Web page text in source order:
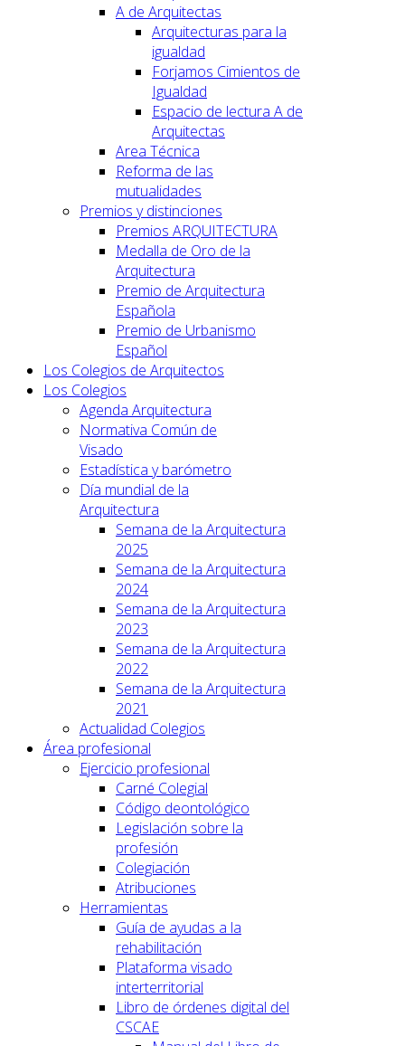
A de Arquitectas
Arquitecturas para la
igualdad
Forjamos Cimientos de
Igualdad
Espacio de lectura A de
Arquitectas
Area Técnica
Reforma de las
mutualidades
Premios y distinciones
Premios ARQUITECTURA
Medalla de Oro de la
Arquitectura
Premio de Arquitectura
Española
Premio de Urbanismo
Español
Los Colegios de Arquitectos
Los Colegios
Agenda Arquitectura
Normativa Común de
Visado
Estadística y barómetro
Día mundial de la
Arquitectura
Semana de la Arquitectura
2025
Semana de la Arquitectura
2024
Semana de la Arquitectura
2023
Semana de la Arquitectura
2022
Semana de la Arquitectura
2021
Actualidad Colegios
Área profesional
Ejercicio profesional
Carné Colegial
Código deontológico
Legislación sobre la
profesión
Colegiación
Atribuciones
Herramientas
Guía de ayudas a la
rehabilitación
Plataforma visado
interterritorial
Libro de órdenes digital del
CSCAE